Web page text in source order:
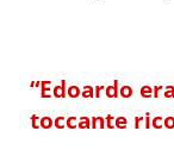
“Edoardo
toccante